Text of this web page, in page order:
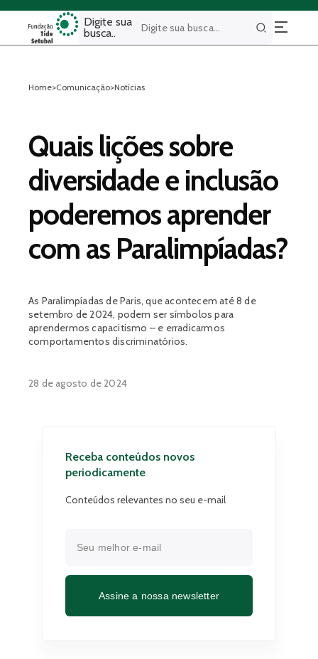
Digite sua
busca..
Buscar
Home>Comunicação>Notícias
Quais lições sobre
diversidade e inclusão
poderemos aprender
com as Paralimpíadas?
As Paralimpíadas de Paris, que acontecem até 8 de
setembro de 2024, podem ser símbolos para
aprendermos capacitismo – e erradicarmos
comportamentos discriminatórios.
28 de agosto de 2024
Receba conteúdos novos
periodicamente
Conteúdos relevantes no seu e-mail
Assine a nossa newsletter